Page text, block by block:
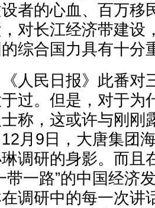
者的心血、百万移
对长江经济带建设
综合国力具有十分
民日报》此番对
过。但是，对于为
称，这或许与刚刚
月9日，大唐集团
调研的身影。而且
带一路”的中国经济
调研中的每一次讲